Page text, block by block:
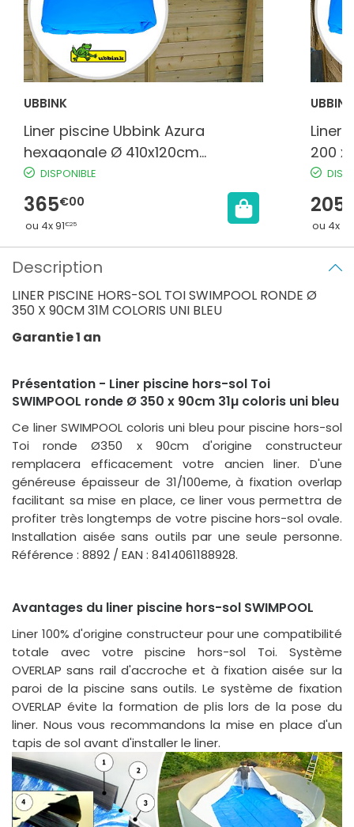
UBBINK
Liner piscine Ubbink Azura
hexagonale Ø 410x120cm
50/100ème Bleu avant 2006
DISPONIBLE
365€00
ou 4x 91€25
UBBINK
Liner
200 x
Bleu
205
ou 4x 51
Description
LINER PISCINE HORS-SOL TOI SWIMPOOL RONDE Ø
350 X 90CM 31Μ COLORIS UNI BLEU
Garantie 1 an
Présentation - Liner piscine hors-sol Toi
SWIMPOOL ronde Ø 350 x 90cm 31µ coloris uni bleu
Ce liner SWIMPOOL coloris uni bleu pour piscine hors-sol
Toi ronde Ø350 x 90cm d'origine constructeur
remplacera efficacement votre ancien liner. D'une
généreuse épaisseur de 31/100eme, à fixation overlap
facilitant sa mise en place, ce liner vous permettra de
profiter très longtemps de votre piscine hors-sol ovale.
Installation aisée sans outils par une seule personne.
Référence : 8892 / EAN : 8414061188928.
Avantages du liner piscine hors-sol SWIMPOOL
Liner 100% d'origine constructeur pour une compatibilité
totale avec votre piscine hors-sol Toi. Système
OVERLAP sans rail d'accroche et à fixation aisée sur la
paroi de la piscine sans outils. Le système de fixation
OVERLAP évite la formation de plis lors de la pose du
liner. Nous vous recommandons la mise en place d'un
tapis de sol avant d'installer le liner.